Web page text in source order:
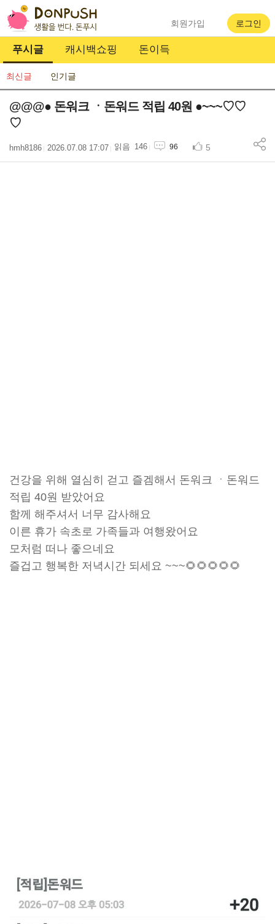
푸시글 캐시백쇼핑 돈이득
회원가입 로그인
최신글 인기글
@@@● 돈워크 ㆍ돈워드 적립 40원 ●~~~♡♡
♡
hmh8186 2026.07.08 17:07 146 96 5
건강을 위해 열심히 걷고 즐겜해서 돈워크 ㆍ돈워드
적립 40원 받았어요
함께 해주셔서 너무 감사해요
이른 휴가 속초로 가족들과 여행왔어요
모처럼 떠나 좋으네요
즐겁고 행복한 저녁시간 되세요 ~~~🌻🌻🌻🌻🌻